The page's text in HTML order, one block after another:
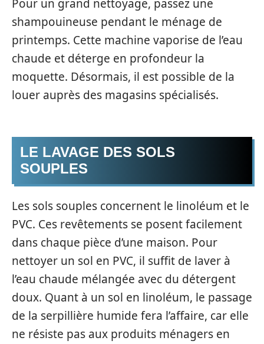
Pour un grand nettoyage, passez une
shampouineuse pendant le ménage de
printemps. Cette machine vaporise de l’eau
chaude et déterge en profondeur la
moquette. Désormais, il est possible de la
louer auprès des magasins spécialisés.
LE LAVAGE DES SOLS
SOUPLES
Les sols souples concernent le linoléum et le
PVC. Ces revêtements se posent facilement
dans chaque pièce d’une maison. Pour
nettoyer un sol en PVC, il suffit de laver à
l’eau chaude mélangée avec du détergent
doux. Quant à un sol en linoléum, le passage
de la serpillière humide fera l’affaire, car elle
ne résiste pas aux produits ménagers en